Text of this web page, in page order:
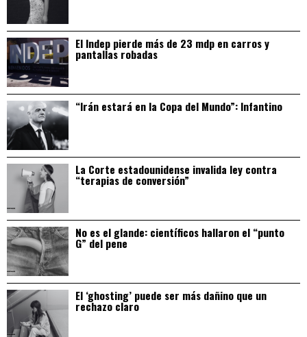
El Indep pierde más de 23 mdp en carros y
pantallas robadas
“Irán estará en la Copa del Mundo”: Infantino
La Corte estadounidense invalida ley contra
“terapias de conversión”
No es el glande: científicos hallaron el “punto
G” del pene
El ‘ghosting’ puede ser más dañino que un
rechazo claro